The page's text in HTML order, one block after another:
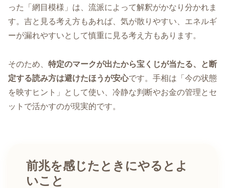
った「網目模様」は、流派によって解釈がかなり分かれま
す。吉と見る考え方もあれば、気が散りやすい、エネルギ
ーが漏れやすいとして慎重に見る考え方もあります。
そのため、 特定のマークが出たから宝くじが当たる、と断
定する読み方は避けたほうが安心です。手相は「今の状態
を映すヒント」として使い、冷静な判断やお金の管理とセ
ットで活かすのが現実的です。
前兆を感じたときにやるとよ
いこと